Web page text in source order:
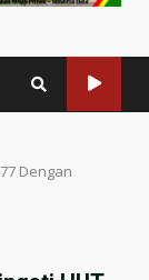
Dengan